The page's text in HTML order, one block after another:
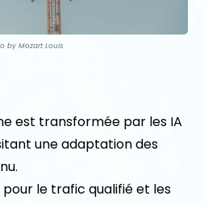
by Mozart Louis
est transformée par les IA
une adaptation des
pour le trafic qualifié et les